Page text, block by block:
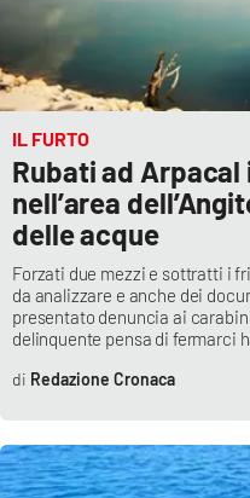
IL FURTO
Rubati ad
nell’area
delle acque
Forzati due mezzi e sottratti i
da analizzare e anche dei
presentato denuncia ai
delinquente pensa di fermarci
Redazione Cronaca